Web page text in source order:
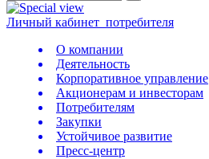
Личный кабинет потребителя
О компании
Деятельность
Корпоративное управление
Акционерам и инвесторам
Потребителям
Закупки
Устойчивое развитие
Пресс-центр